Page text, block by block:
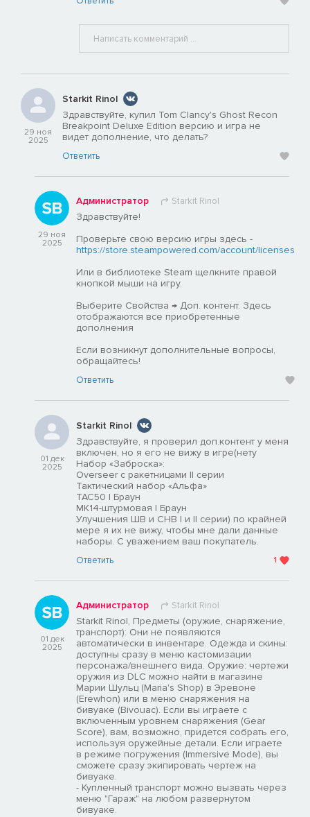
29 ноя
2025
Starkit Rinol
Здравствуйте, купил Tom Clancy's Ghost Recon
Breakpoint Deluxe Edition версию и игра не
видет дополнение, что делать?
Ответить
29 ноя
2025
Администратор Starkit Rinol
Здравствуйте!
Проверьте свою версию игры здесь -
https://store.steampowered.com/account/licenses
Или в библиотеке Steam щелкните правой
кнопкой мыши на игру.
Выберите Свойства → Доп. контент. Здесь
отображаются все приобретенные
дополнения
Если возникнут дополнительные вопросы,
обращайтесь!
Ответить
01 дек
2025
Starkit Rinol
Здравствуйте, я проверил доп.контент у меня
включен, но я его не вижу в игре(нету
Набор «Заброска»:
Overseer с ракетницами II серии
Тактический набор «Альфа»
TAC50 | Браун
MK14-штурмовая | Браун
Улучшения ШВ и СНВ I и II серии) по крайней
мере я их не вижу, чтобы мне дали данные
наборы. С уважением ваш покупатель.
Ответить 1
01 дек
2025
Администратор Starkit Rinol
Starkit Rinol, Предметы (оружие, снаряжение,
транспорт): Они не появляются
автоматически в инвентаре. Одежда и скины:
доступны сразу в меню кастомизации
персонажа/внешнего вида. Оружие: чертежи
оружия из DLC можно найти в магазине
Марии Шульц (Maria's Shop) в Эревоне
(Erewhon) или в меню снаряжения на
бивуаке (Bivouac). Если вы играете с
включенным уровнем снаряжения (Gear
Score), вам, возможно, придется собрать его,
используя оружейные детали. Если играете
в режиме погружения (Immersive Mode), вы
сможете сразу экипировать чертеж на
бивуаке.
- Купленный транспорт можно вызвать через
меню "Гараж" на любом развернутом
бивуаке.